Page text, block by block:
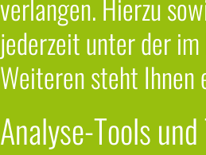
verlangen. Hierzu
jederzeit unter der im
Weiteren steht Ihnen
Analyse-Tools